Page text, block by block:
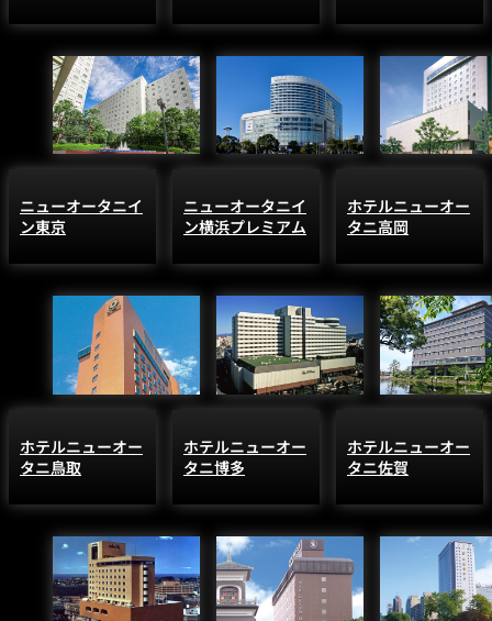
ニューオータニイ
ン東京
ニューオータニイ
ン横浜プレミアム
ホテルニューオー
タニ高岡
ホテルニューオー
タニ鳥取
ホテルニューオー
タニ博多
ホテルニューオー
タニ佐賀